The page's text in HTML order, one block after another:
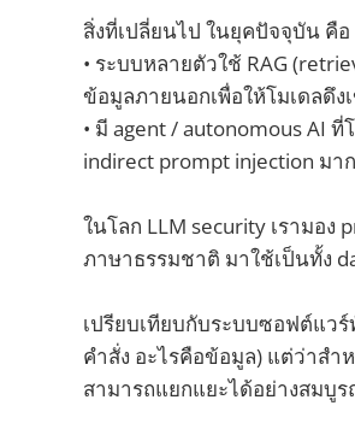
สิ่งที่เปลี่ยนไป ในยุคปัจจุบัน คือ
• ระบบหลายตัวใช้ RAG
ข้อมูลภายนอกเพื่อให้โมเดลดึ
• มี agent / autonomous AI
indirect prompt injection มา
ในโลก LLM security เรามอ
ภาษาธรรมชาติ มาใช้เป็นทั้ง
เปรียบเทียบกับระบบซอฟต์แว
คำสั่ง อะไรคือข้อมูล) แต่ว่าสำ
สามารถแยกแยะได้อย่างสมบู